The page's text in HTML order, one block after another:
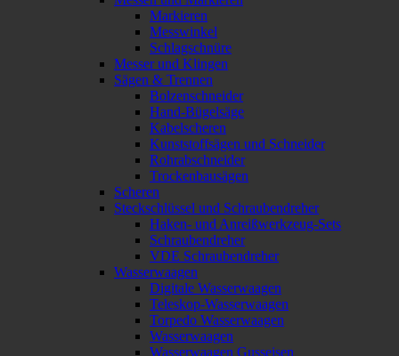
Markieren
Messwinkel
Schlagschnüre
Messer und Klingen
Sägen & Trennen
Bolzenschneider
Hand-Bügelsäge
Kabelscheren
Kunststoffsägen und Schneider
Rohrabschneider
Trockenbausägen
Scheren
Steckschlüssel und Schraubendreher
Haken- und Anreißwerkzeug-Sets
Schraubendreher
VDE Schraubendreher
Wasserwaagen
Digitale Wasserwaagen
Teleskop-Wasserwaagen
Torpedo Wasserwaagen
Wasserwaagen
Wasserwaagen Gusseisen